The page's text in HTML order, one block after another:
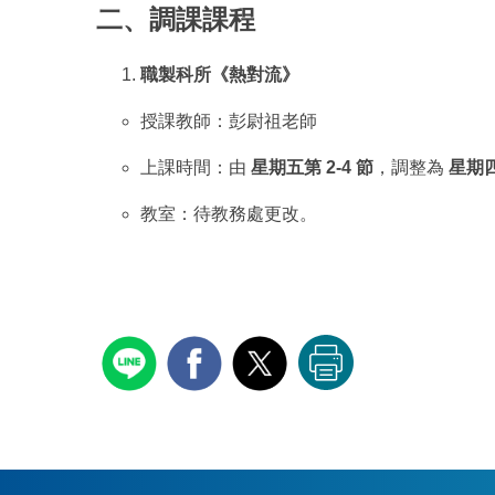
二、調課課程
職製科所《熱對流》
授課教師：彭尉祖老師
上課時間：由 星期五第 2-4 節 ，調整為 星期
教室：待教務處更改。